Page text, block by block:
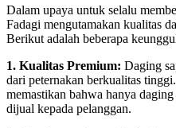
Dalam upaya untuk selalu
Fadagi mengutamakan kualitas
Berikut adalah beberapa
1. Kualitas Premium: Daging
dari peternakan berkualitas
memastikan bahwa hanya
dijual kepada pelanggan.